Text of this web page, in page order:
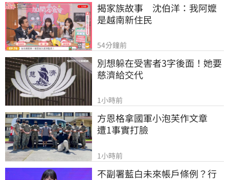
揭家族故事　沈伯洋：我阿嬤
是越南新住民
54分鐘前
別想躲在受害者3字後面！她要
慈濟給交代
1小時前
方恩格拿國軍小泡芙作文章
遭1事實打臉
1小時前
不副署藍白未來帳戶條例？行